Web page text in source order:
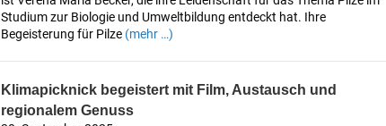
Studium zur Biologie und Umweltbildung entdeckt hat. Ihre
Begeisterung für Pilze (mehr …)
Klimapicknick begeistert mit Film, Austausch und
regionalem Genuss